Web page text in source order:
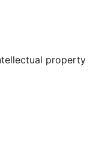
paskyroje
property